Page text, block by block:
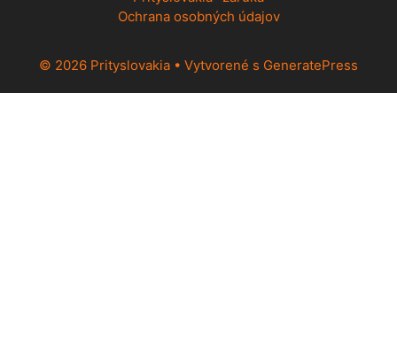
Ochrana osobných údajov
© 2026 Prityslovakia • Vytvorené s GeneratePress